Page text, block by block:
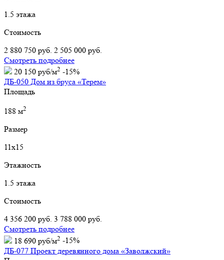
1.5 этажа
Стоимость
2 880 750 руб. 2 505 000 руб.
Смотреть подробнее
20 150 руб/м2 -15%
ДБ-050 Дом из бруса «Терем»
Площадь
188 м2
Размер
11х15
Этажность
1.5 этажа
Стоимость
4 356 200 руб. 3 788 000 руб.
Смотреть подробнее
18 690 руб/м2 -15%
ДБ-077 Проект деревянного дома «Заволжский»